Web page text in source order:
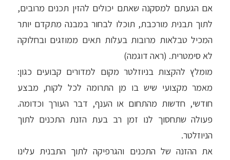
אם הגעתם למסקנה שאתם יכולים להזין תכנים מרובים,
לתוך תבנית מורכבת, תוכלו לבחור במבנה מתקדם יותר
המכיל טבלאות מרובות בעלות תאים ממוזגים ובחלוקה
לא סימטרית. (ראה דוגמה)
מומלץ להקצות בניוזלטר מקום למדורים קבועים כגון:
מאמר מקצועי שיש בו מן התרומה לכל לקוח, מבצע
חודשי, חדשות מהתחום או הענף, דבר העורך וכדומה.
פעולה שתחסוך לנו זמן רב בעת הזנת התכנים לתוך
הניוזלטר.
את ההזנה של התכנים והגרפיקה לתוך התבנית עלינו